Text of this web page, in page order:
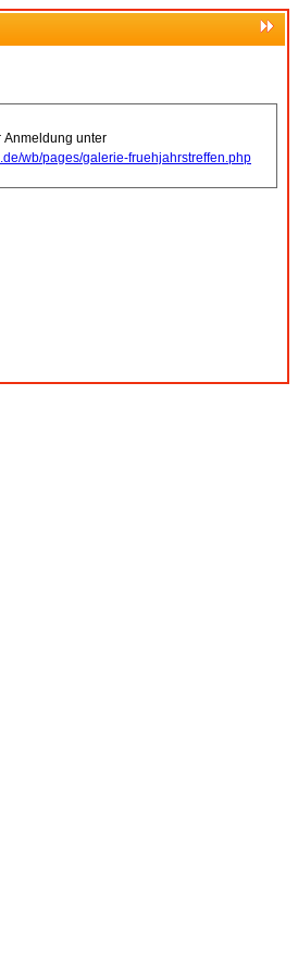
Anmeldung unter
wb/pages/galerie-fruehjahrstreffen.php